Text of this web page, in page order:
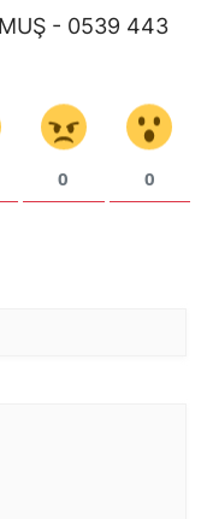
- 0539 443
0 0